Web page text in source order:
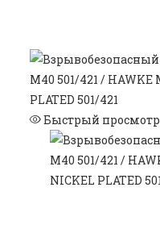
Быстрый просмотр